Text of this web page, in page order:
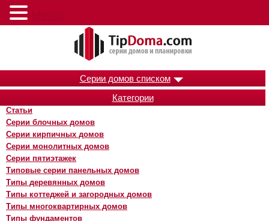
Серии домов списком
Категории
Статьи
Серии блочных домов
Серии кирпичных домов
Серии монолитных домов
Серии пятиэтажек
Типовые серии панельных домов
Типы деревянных домов
Типы коттеджей и загородных домов
Типы многоквартирных домов
Типы фундаментов